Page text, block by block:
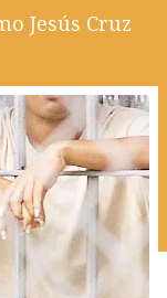
Jesús Cruz